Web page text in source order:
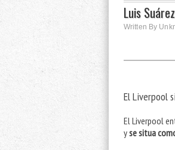
Luis
Written By
El Liverpool
El Liverpool
yse situa